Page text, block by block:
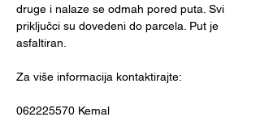
druge i nalaze se odmah pored puta. Svi
priključci su dovedeni do parcela. Put je
asfaltiran.
Za više informacija kontaktirajte:
062225570 Kemal